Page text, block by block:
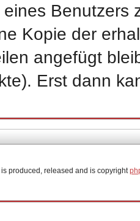
Benutzers
Kopie der
angefügt
Erst dann
produced, released and is copyright